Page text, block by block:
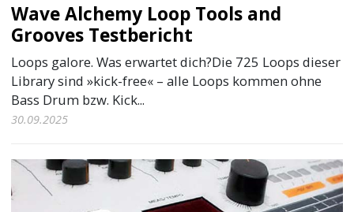
Wave Alchemy Loop Tools and
Grooves Testbericht
Loops galore. Was erwartet dich?Die 725 Loops dieser
Library sind »kick-free« – alle Loops kommen ohne
Bass Drum bzw. Kick...
30.09.2025